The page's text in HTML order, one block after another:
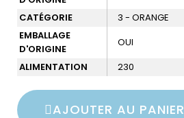
CATÉGORIE
3 - ORANGE
EMBALLAGE
D'ORIGINE
OUI
ALIMENTATION
230
AJOUTER AU PANIER